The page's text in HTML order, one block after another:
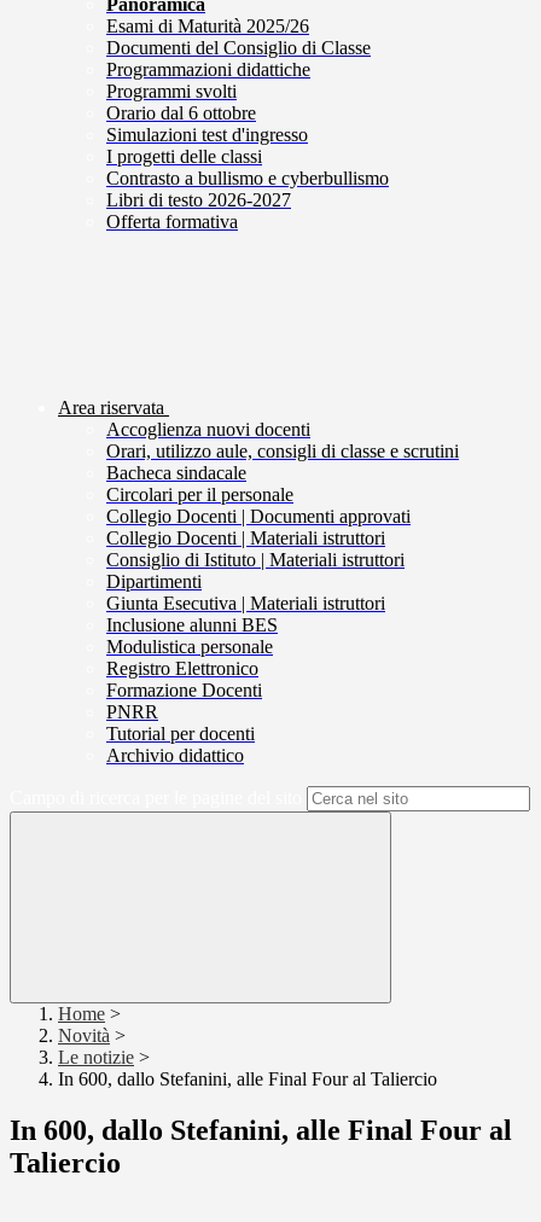
Panoramica
Esami di Maturità 2025/26
Documenti del Consiglio di Classe
Programmazioni didattiche
Programmi svolti
Orario dal 6 ottobre
Simulazioni test d'ingresso
I progetti delle classi
Contrasto a bullismo e cyberbullismo
Libri di testo 2026-2027
Offerta formativa
Area riservata
Accoglienza nuovi docenti
Orari, utilizzo aule, consigli di classe e scrutini
Bacheca sindacale
Circolari per il personale
Collegio Docenti | Documenti approvati
Collegio Docenti | Materiali istruttori
Consiglio di Istituto | Materiali istruttori
Dipartimenti
Giunta Esecutiva | Materiali istruttori
Inclusione alunni BES
Modulistica personale
Registro Elettronico
Formazione Docenti
PNRR
Tutorial per docenti
Archivio didattico
Home >
Novità >
Le notizie >
In 600, dallo Stefanini, alle Final Four al Taliercio
In 600, dallo Stefanini, alle Final Four al
Taliercio